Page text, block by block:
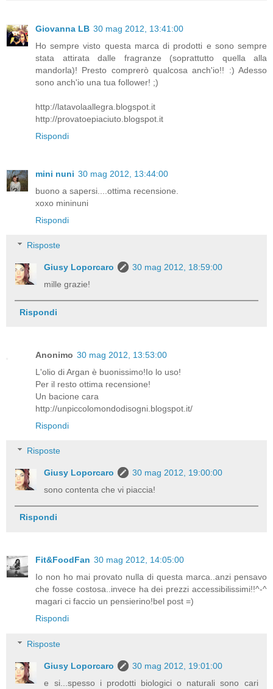
Giovanna LB 30 mag 2012, 13:41:00
Ho sempre visto questa marca di prodotti e sono sempre
stata attirata dalle fragranze (soprattutto quella alla
mandorla)! Presto comprerò qualcosa anch'io!! :) Adesso
sono anch'io una tua follower! ;)
http://latavolaallegra.blogspot.it
http://provatoepiaciuto.blogspot.it
Rispondi
mini nuni 30 mag 2012, 13:44:00
buono a sapersi....ottima recensione.
xoxo mininuni
Rispondi
Risposte
Giusy Loporcaro
30 mag 2012, 18:59:00
mille grazie!
Rispondi
Anonimo 30 mag 2012, 13:53:00
L'olio di Argan è buonissimo!Io lo uso!
Per il resto ottima recensione!
Un bacione cara
http://unpiccolomondodisogni.blogspot.it/
Rispondi
Risposte
Giusy Loporcaro
30 mag 2012, 19:00:00
sono contenta che vi piaccia!
Rispondi
Fit&FoodFan 30 mag 2012, 14:05:00
Io non ho mai provato nulla di questa marca..anzi pensavo
che fosse costosa..invece ha dei prezzi accessibilissimi!!^-^
magari ci faccio un pensierino!bel post =)
Rispondi
Risposte
Giusy Loporcaro
30 mag 2012, 19:01:00
e si...spesso i prodotti biologici o naturali sono cari